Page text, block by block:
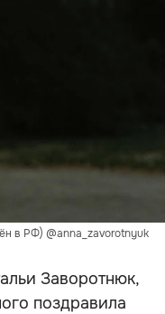
в РФ) @anna_zavorotnyuk
Заворотнюк,
поздравила